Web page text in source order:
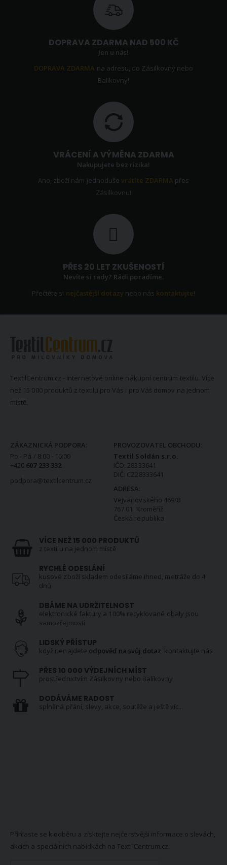
DOPRAVA ZDARMA NAD 500 KČ
Jen u nás!
DOPRAVA ZDARMA na adresu, do Zásilkovny nebo
Balíkovny!
VRÁCENÍ A VÝMĚNA ZDARMA
Nakupujete bez rizika!
Ano, zboží nám jednoduševrátíte ZDARMA přes
Zásilkovnu!
PŘES 20 LET ZKUŠENOSTÍ
Nevíte si rady? Rádi poradíme.
Přečtěte si nejčastější dotazy nebo nás kontaktujte!
TextilCentrum.cz - internetové online nákupní centrum textilu. Více
než 15 000 produktů z textilu pro Vás i pro Váš domov na jednom
místě.
ZÁKAZNICKÁ PODPORA:
Po - Pá / 8:00 - 16:00
+420 607 233 332
podpora@textilcentrum.cz
PROVOZOVATEL OBCHODU:
Textil Soldán s.r.o.
IČO: 28333641
DIČ: CZ28333641
ADRESA:
Vejvanovského 469/8
767 01 Kroměříž
Česká republika
VÍCE NEŽ 15 000 PRODUKTŮ
z textilu na jednom místě
RYCHLÉ ODESLÁNÍ
kusové zboží skladem odesíláme ihned, metráže do 4
dnů
DBÁME NA UDRŽITELNOST
elektronické faktury a 100% recyklované obaly jsou
samozřejmostí
LIDSKÝ PŘÍSTUP
když nenajdete odpověď na svůj dotaz, kontaktujte nás
PŘES 10 000 VÝDEJNÍCH MÍST
prostřednictvím Zásilkovny nebo Balíkovny
DODÁVÁME RADOST
splněná přání, slevy, akce, soutěže a ještě víc...
Přihlaste se k odběru a získtejte nejčerstvější informace o slevách,
akcích a speciálních nabídkách na TextilCentrum.cz.